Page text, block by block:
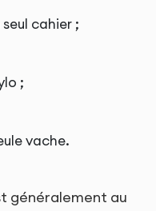
seul cahier ;
;
vache.
généralement au